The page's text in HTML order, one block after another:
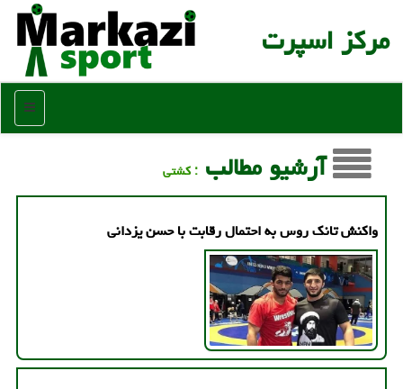
مركز اسپرت
منو
آرشیو مطالب : كشتی
واکنش تانک روس به احتمال رقابت با حسن یزدانی